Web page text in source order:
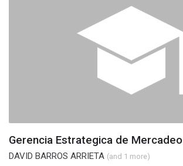
Gerencia Estrategica de Mercadeo
DAVID BARROS ARRIETA (and 1 more)